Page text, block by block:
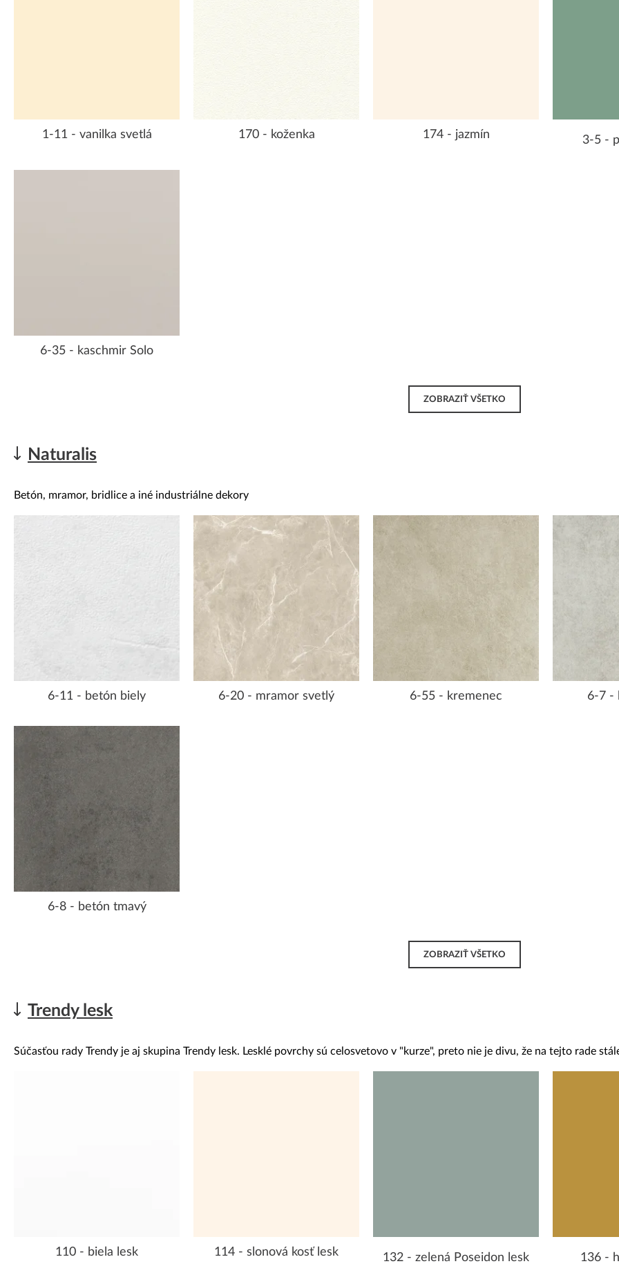
1-11 - vanilka svetlá 170 - koženka 174 - jazmín 3-5 -
6-35 - kaschmir Solo
ZOBRAZIŤ VŠETKO
Naturalis
Betón, mramor, bridlice a iné industriálne dekory
6-11 - betón biely 6-20 - mramor svetlý 6-55 - kremenec 6-7 -
6-8 - betón tmavý
ZOBRAZIŤ VŠETKO
Trendy lesk
Súčasťou rady Trendy je aj skupina Trendy lesk. Lesklé povrchy sú celosvetovo v "kurze", preto nie je divu, že na tejto rade
110 - biela lesk 114 - slonová kosť lesk 132 - zelená Poseidon lesk 136 -